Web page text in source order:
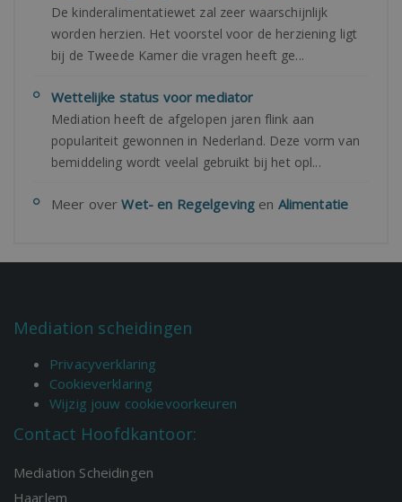
De kinderalimentatiewet zal zeer waarschijnlijk
worden herzien. Het voorstel voor de herziening ligt
bij de Tweede Kamer die vragen heeft ge...
Wettelijke status voor mediator
Mediation heeft de afgelopen jaren flink aan
populariteit gewonnen in Nederland. Deze vorm van
bemiddeling wordt veelal gebruikt bij het opl...
Meer overWet- en Regelgeving en Alimentatie
Mediation scheidingen
Privacyverklaring
Cookieverklaring
Wijzig jouw cookievoorkeuren
Contact Hoofdkantoor:
Mediation Scheidingen
Haarlem